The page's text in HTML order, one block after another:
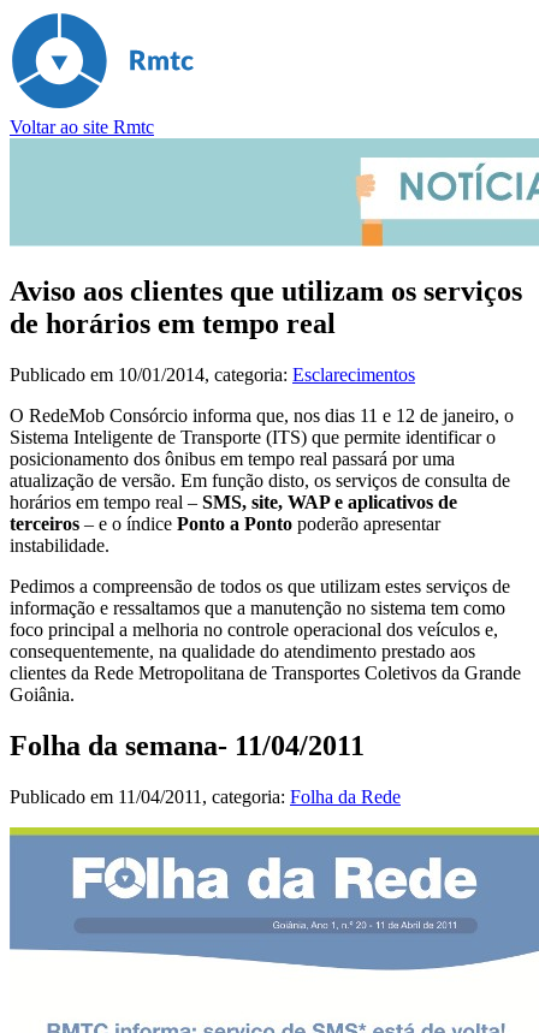
Voltar ao site Rmtc
Aviso aos clientes que utilizam os serviços
de horários em tempo real
Publicado em 10/01/2014, categoria: Esclarecimentos
O RedeMob Consórcio informa que, nos dias 11 e 12 de janeiro, o
Sistema Inteligente de Transporte (ITS) que permite identificar o
posicionamento dos ônibus em tempo real passará por uma
atualização de versão. Em função disto, os serviços de consulta de
horários em tempo real – SMS, site, WAP e aplicativos de
terceiros – e o índice Ponto a Ponto poderão apresentar
instabilidade.
Pedimos a compreensão de todos os que utilizam estes serviços de
informação e ressaltamos que a manutenção no sistema tem como
foco principal a melhoria no controle operacional dos veículos e,
consequentemente, na qualidade do atendimento prestado aos
clientes da Rede Metropolitana de Transportes Coletivos da Grande
Goiânia.
Folha da semana- 11/04/2011
Publicado em 11/04/2011 , categoria: Folha da Rede